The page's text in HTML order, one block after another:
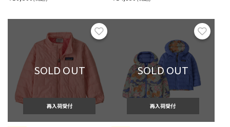
お気に入り
SOLD OUT
再入荷受付
SOLD OUT
再入荷受付